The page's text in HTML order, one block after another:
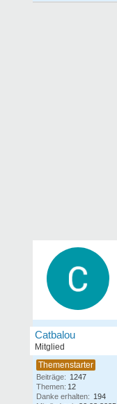
Catbalou
Mitglied
Beiträge: 1247
Themen: 12
Danke erhalten: 194